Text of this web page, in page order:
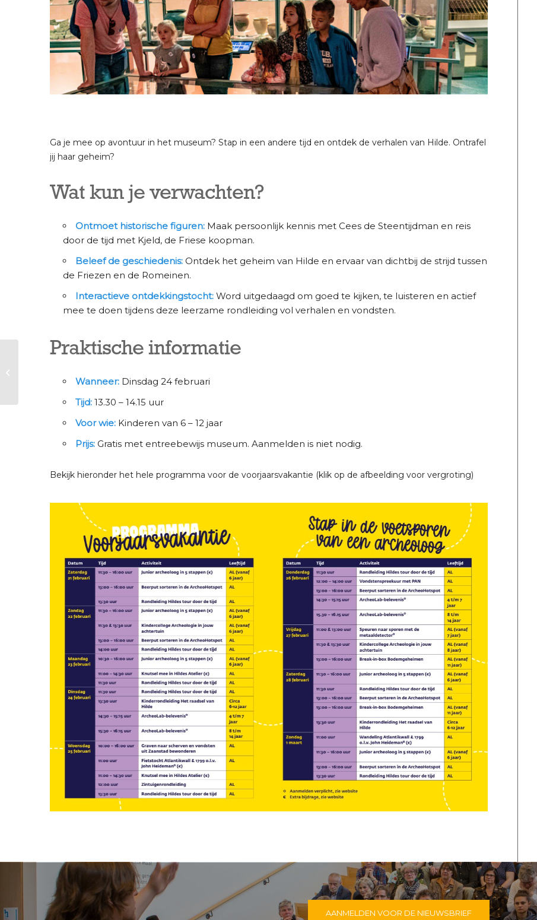
Ga je mee op avontuur in het museum? Stap in een andere tijd en ontdek de verhalen van Hilde. Ontrafel
jij haar geheim?
Wat kun je verwachten?
Ontmoet historische figuren:Maak persoonlijk kennis met Cees de Steentijdman en reis
door de tijd met Kjeld, de Friese koopman.
Beleef de geschiedenis:Ontdek het geheim van Hilde en ervaar van dichtbij de strijd tussen
de Friezen en de Romeinen.
Interactieve ontdekkingstocht:Word uitgedaagd om goed te kijken, te luisteren en actief
mee te doen tijdens deze leerzame rondleiding vol verhalen en vondsten.
Praktische informatie
Wanneer:Dinsdag 24 februari
Tijd:13.30 – 14.15 uur
Voor wie:Kinderen van 6 – 12 jaar
Prijs:Gratis met entreebewijs museum. Aanmelden is niet nodig.
Bekijk hieronder het hele programma voor de voorjaarsvakantie (klik op de afbeelding voor vergroting)
AANMELDEN VOOR DE NIEUWSBRIEF
Voorjaarsvakantie |
‘Archeologie in jouw